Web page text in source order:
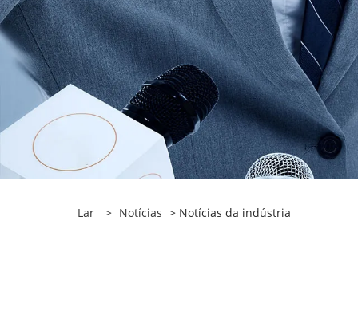
Lar > Notícias > Notícias da indústria